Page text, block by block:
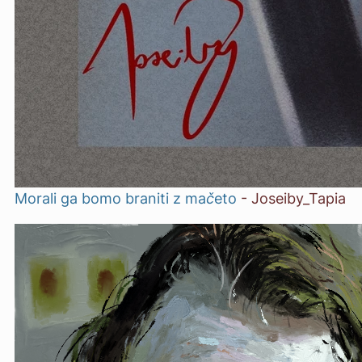
Morali ga bomo braniti z mačeto - Joseiby_Tapia